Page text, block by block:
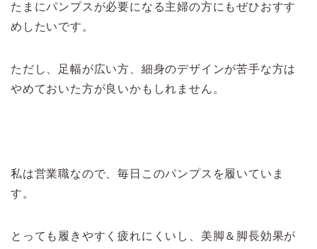
たまにパンプスが必要になる主婦の方にもぜひおすす
めしたいです。
ただし、足幅が広い方、細身のデザインが苦手な方は
やめておいた方が良いかもしれません。
私は営業職なので、毎日このパンプスを履いていま
す。
とっても履きやすく疲れにくいし、美脚＆脚長効果が